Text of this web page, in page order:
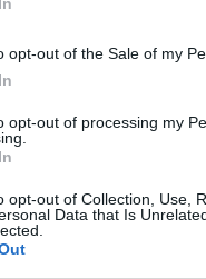
opt-out of the Sale of my
opt-out of processing my
opt-out of Collection, Use,
Data that Is
Αλέξης
– Στρατηγική
Motor Oil